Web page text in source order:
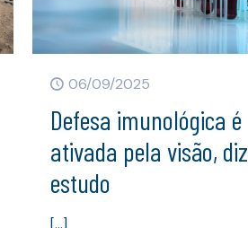
06/09/2025
Defesa imunológica é
ativada pela visão, diz
estudo
[…]